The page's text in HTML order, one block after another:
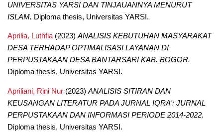
UNIVERSITAS YARSI DAN TINJAUANNYA MENURUT
ISLAM. Diploma thesis, Universitas YARSI.
Aprilia, Luthfia(2023)ANALISIS KEBUTUHAN MASYARAKAT
DESA TERHADAP OPTIMALISASI LAYANAN DI
PERPUSTAKAAN DESA BANTARSARI KAB. BOGOR.
Diploma thesis, Universitas YARSI.
Apriliani, Rini Nur(2023) ANALISIS SITIRAN DAN
KEUSANGAN LITERATUR PADA JURNAL IQRA': JURNAL
PERPUSTAKAAN DAN INFORMASI PERIODE 2014-2022.
Diploma thesis, Universitas YARSI.